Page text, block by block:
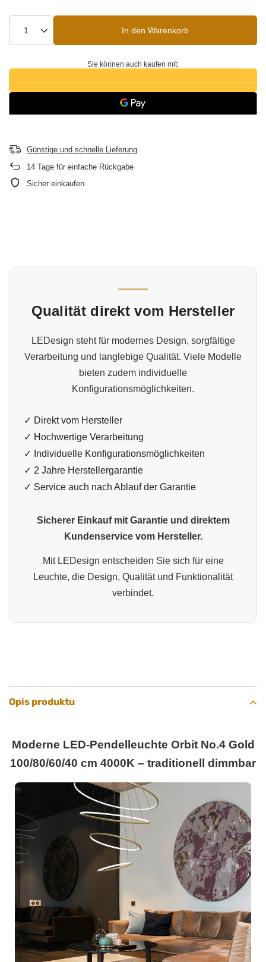
In den Warenkorb
Sie können auch kaufen mit:
Günstige und schnelle Lieferung
14 Tage für einfache Rückgabe
Sicher einkaufen
Qualität direkt vom Hersteller
LEDesign steht für modernes Design, sorgfältige
Verarbeitung und langlebige Qualität. Viele Modelle
bieten zudem individuelle
Konfigurationsmöglichkeiten.
✓ Direkt vom Hersteller
✓ Hochwertige Verarbeitung
✓ Individuelle Konfigurationsmöglichkeiten
✓ 2 Jahre Herstellergarantie
✓ Service auch nach Ablauf der Garantie
Sicherer Einkauf mit Garantie und direktem
Kundenservice vom Hersteller.
Mit LEDesign entscheiden Sie sich für eine
Leuchte, die Design, Qualität und Funktionalität
verbindet.
Opis produktu
Moderne LED-Pendelleuchte Orbit No.4 Gold
100/80/60/40 cm 4000K – traditionell dimmbar